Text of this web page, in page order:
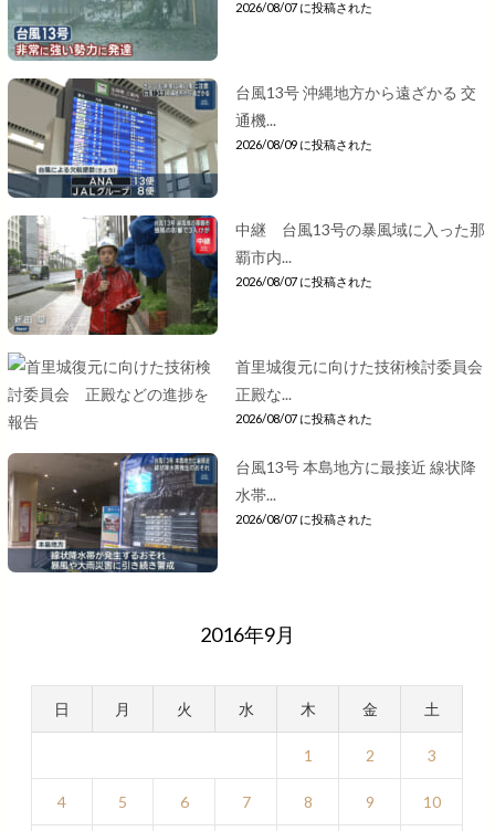
2026/08/07 に投稿された
台風13号 沖縄地方から遠ざかる 交
通機...
2026/08/09 に投稿された
中継 台風13号の暴風域に入った那
覇市内...
2026/08/07 に投稿された
首里城復元に向けた技術検討委員会
正殿な...
2026/08/07 に投稿された
台風13号 本島地方に最接近 線状降
水帯...
2026/08/07 に投稿された
2016年9月
日 月 火 水 木 金 土
1 2 3
4 5 6 7 8 9 10